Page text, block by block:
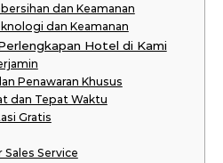
dan Keamanan
dan Keamanan
Hotel di Kami
Penawaran Khusus
dan Tepat Waktu
Gratis
Sales Service